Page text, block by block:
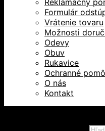
Formulár
Vrátenie tovaru
Možnosti
Odevy
Obuv
Rukavice
Ochranné
O nás
Kontakt